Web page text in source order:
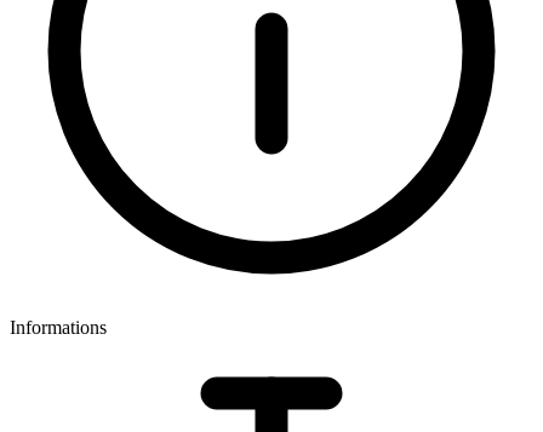
Informations